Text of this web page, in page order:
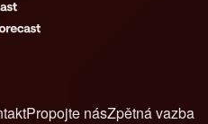
Propojte násZpětná vazba